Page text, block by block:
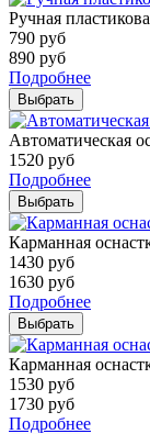
Ручная
790 руб
890 руб
Подробнее
Выбрать
Автоматическая
1520 руб
Подробнее
Выбрать
Карманная
1430 руб
1630 руб
Подробнее
Выбрать
Карманная
1530 руб
1730 руб
Подробнее